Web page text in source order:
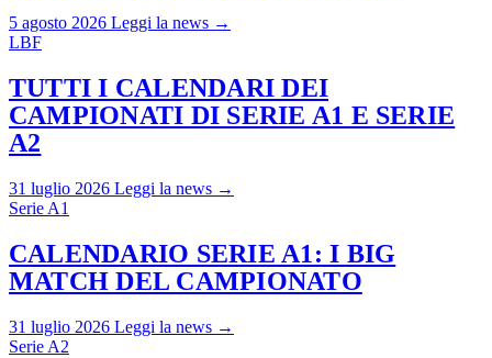
5 agosto 2026 Leggi la news →
LBF
TUTTI I CALENDARI DEI
CAMPIONATI DI SERIE A1 E SERIE
A2
31 luglio 2026 Leggi la news →
Serie A1
CALENDARIO SERIE A1: I BIG
MATCH DEL CAMPIONATO
31 luglio 2026 Leggi la news →
Serie A2